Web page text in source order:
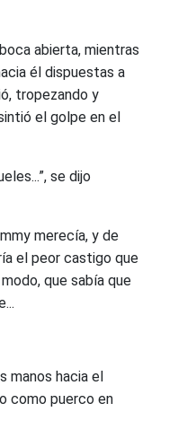
abierta, mientras
él dispuestas a
tropezando y
el golpe en el
se dijo
merecía, y de
el peor castigo que
que sabía que
manos hacia el
como puerco en